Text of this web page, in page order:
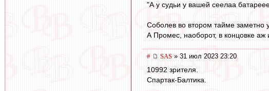
"А у судьи у вашей сеелаа
Соболев во втором тайме заметно
А Промес, наоборот, в концовке
# SAS » 31 июл 2023 23:20
10992 зрителя.
Спартак-Балтика.